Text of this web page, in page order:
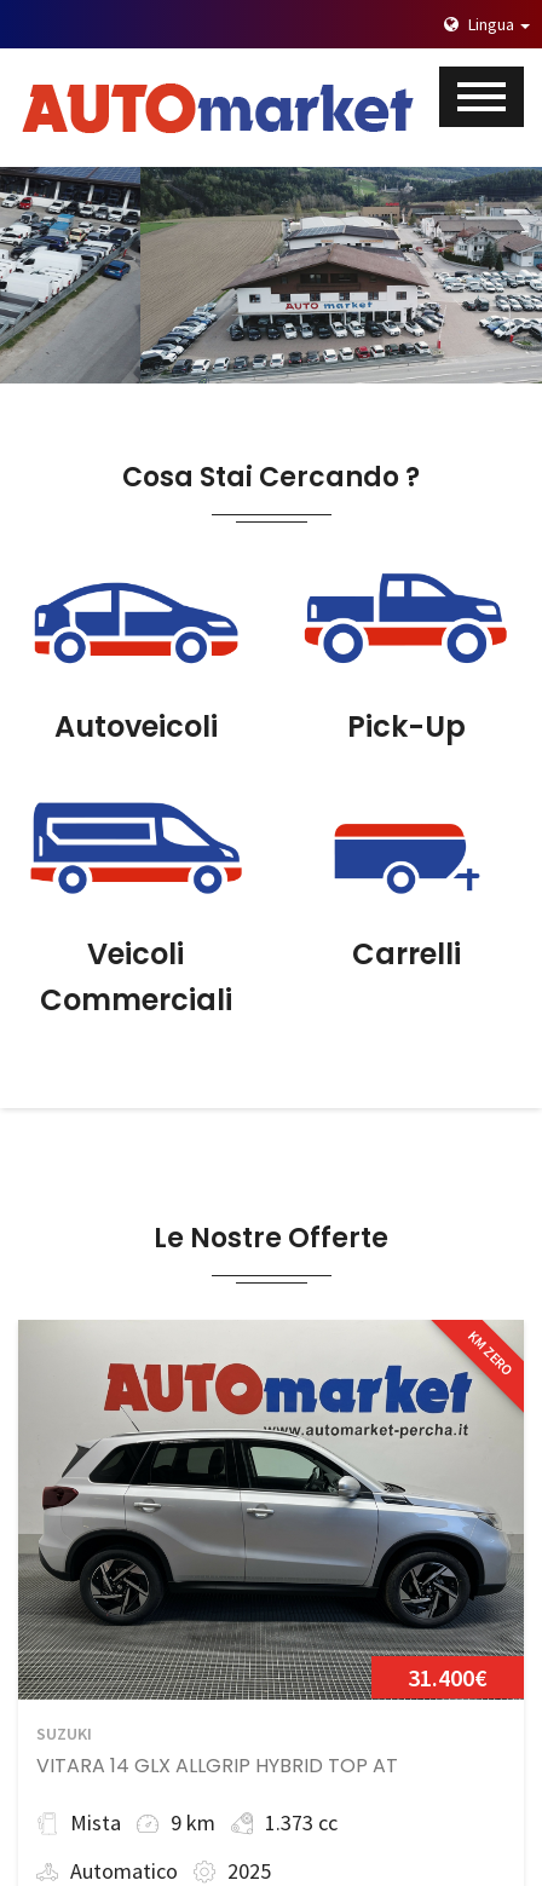
Lingua
Cosa Stai Cercando ?
Autoveicoli Pick-Up
Veicoli
Commerciali
Carrelli
Le Nostre Offerte
KM ZERO
31.400€
SUZUKI
VITARA 14 GLX ALLGRIP HYBRID TOP AT
Mista 9 km
1.373 cc
Automatico
2025